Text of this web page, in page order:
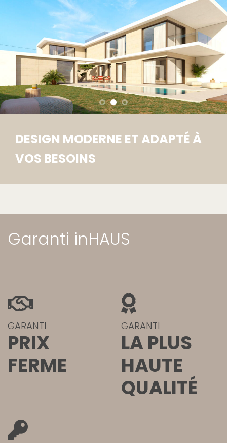
DESIGN MODERNE ET ADAPTÉ À
VOS BESOINS
Garanti inHAUS
GARANTI
PRIX
FERME
GARANTI
LA PLUS
HAUTE
QUALITÉ